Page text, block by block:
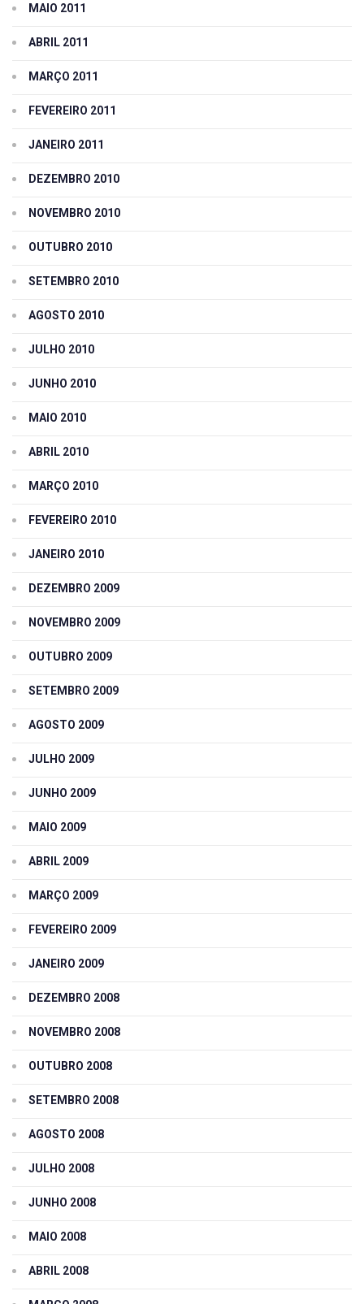
MAIO 2011
ABRIL 2011
MARÇO 2011
FEVEREIRO 2011
JANEIRO 2011
DEZEMBRO 2010
NOVEMBRO 2010
OUTUBRO 2010
SETEMBRO 2010
AGOSTO 2010
JULHO 2010
JUNHO 2010
MAIO 2010
ABRIL 2010
MARÇO 2010
FEVEREIRO 2010
JANEIRO 2010
DEZEMBRO 2009
NOVEMBRO 2009
OUTUBRO 2009
SETEMBRO 2009
AGOSTO 2009
JULHO 2009
JUNHO 2009
MAIO 2009
ABRIL 2009
MARÇO 2009
FEVEREIRO 2009
JANEIRO 2009
DEZEMBRO 2008
NOVEMBRO 2008
OUTUBRO 2008
SETEMBRO 2008
AGOSTO 2008
JULHO 2008
JUNHO 2008
MAIO 2008
ABRIL 2008